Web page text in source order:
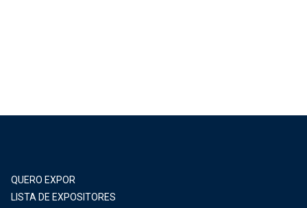
QUERO EXPOR
LISTA DE EXPOSITORES